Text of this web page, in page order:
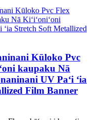
Kūloko Pvc
kaupaku Nā
UV Paʻi ʻia
Film Banner